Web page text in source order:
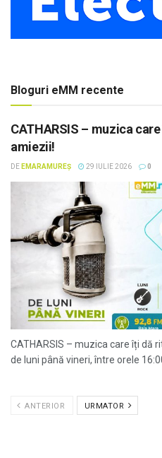
Bloguri eMM recente
CATHARSIS – muzica
amiezii!
DE EMARAMUREȘ 29 IULIE 2026 0
CATHARSIS – muzica care îți dă
de luni până vineri, între orele 16:00
ANTERIOR URMATOR